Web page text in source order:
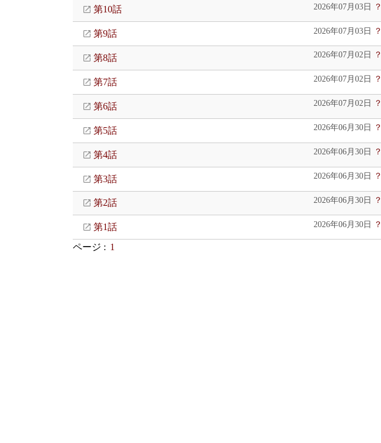
第10話 2026年07月03日 ？
第9話 2026年07月03日 ？
第8話 2026年07月02日 ？
第7話 2026年07月02日 ？
第6話 2026年07月02日 ？
第5話 2026年06月30日 ？
第4話 2026年06月30日 ？
第3話 2026年06月30日 ？
第2話 2026年06月30日 ？
第1話 2026年06月30日 ？
ページ : 1